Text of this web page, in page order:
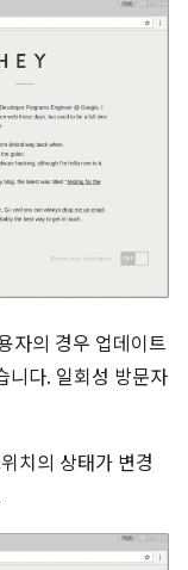
자의 경우 업데이트
니다. 일회성 방문자
치의 상태가 변경